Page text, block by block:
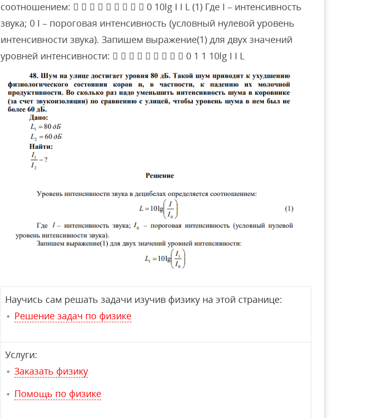
соотношением:          0 10lg I I L (1) Где I – интенсивность
звука; 0 I – пороговая интенсивность (условный нулевой уровень
интенсивности звука). Запишем выражение(1) для двух значений
уровней интенсивности:          0 1 1 10lg I I L
Научись сам решать задачи изучив физику на этой странице:
Решение задач по физике
Услуги:
Заказать физику
Помощь по физике